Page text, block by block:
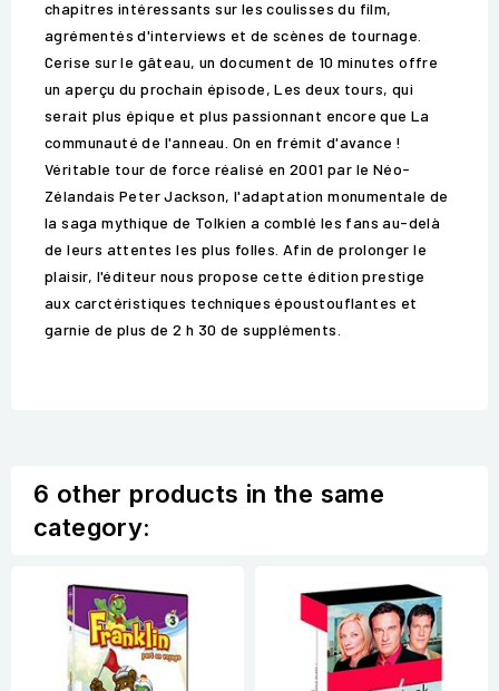
chapitres intéressants sur les coulisses du film,
agrémentés d'interviews et de scènes de tournage.
Cerise sur le gâteau, un document de 10 minutes offre
un aperçu du prochain épisode, Les deux tours, qui
serait plus épique et plus passionnant encore que La
communauté de l'anneau. On en frémit d'avance !
Véritable tour de force réalisé en 2001 par le Néo-
Zélandais Peter Jackson, l'adaptation monumentale de
la saga mythique de Tolkien a comblé les fans au-delà
de leurs attentes les plus folles. Afin de prolonger le
plaisir, l'éditeur nous propose cette édition prestige
aux carctéristiques techniques époustouflantes et
garnie de plus de 2 h 30 de suppléments.
6 other products in the same
category: